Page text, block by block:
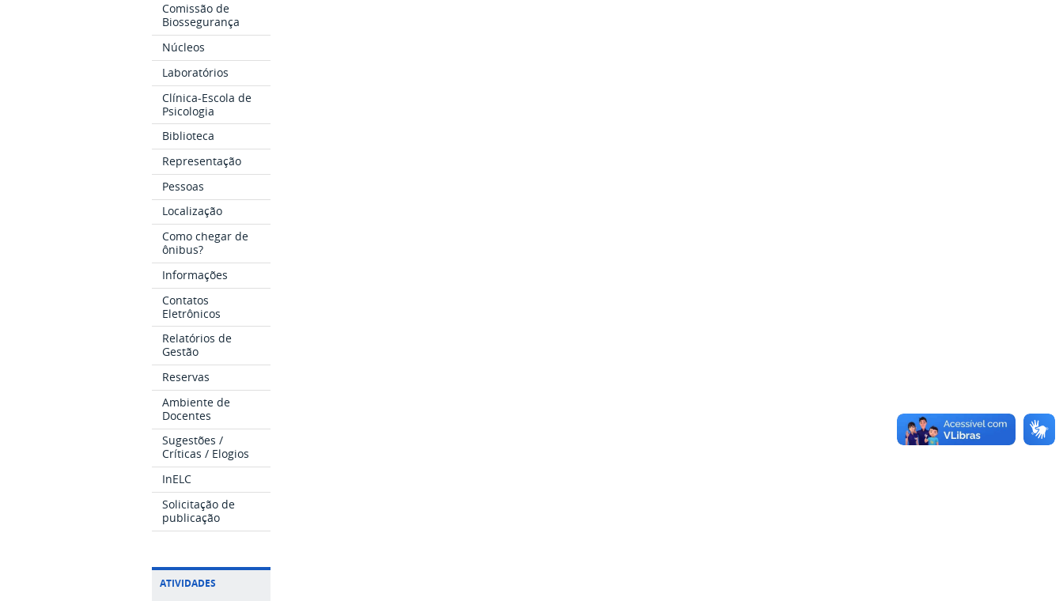
Comissão de
Biossegurança
Núcleos
Laboratórios
Clínica-Escola de
Psicologia
Biblioteca
Representação
Pessoas
Localização
Como chegar de
ônibus?
Informações
Contatos
Eletrônicos
Relatórios de
Gestão
Reservas
Ambiente de
Docentes
Sugestões /
Críticas / Elogios
InELC
Solicitação de
publicação
ATIVIDADES